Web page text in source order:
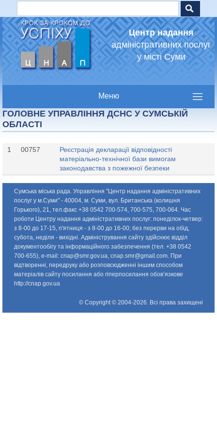
Центр надання
адміністративних послуг
у місті Суми
ГОЛОВНЕ УПРАВЛІННЯ ДСНС У СУМСЬКІЙ
ОБЛАСТІ
1 00757
Реєстрація декларації відповідності
матеріально-технічної бази вимогам
законодавства з пожежної безпеки
Пошукова форма
Сумська міська рада. Управління "Центр надання адміністративних
послуг у м.Суми" - 40004, м. Суми, вул. Британська (колишня
Горького), 21, тел.факс +38 0542 700-574, 700-575, 700-064. Час
роботи Центру надання адміністративних послуг: понедiлок-четвер:
з 8-00 до 17-15, п'ятниця - з 8-00 до 16-00; без перерви на обід,
субота, неділя - вихідні. Адміністрування сайту здійснює відділ
документообігу та інформаційного забезпечення (тел. +38 0542
700-655), e-mail: cnap@smr.gov.ua, cnap.smr@gmail.com. При
відтворенні, передруку або розповсюдженні іншим способом
матеріалів сайту посилання або гіперпосилання обов’язкове
http://cnap.gov.ua
© Copyright © 2004-2026. Всі права захищені